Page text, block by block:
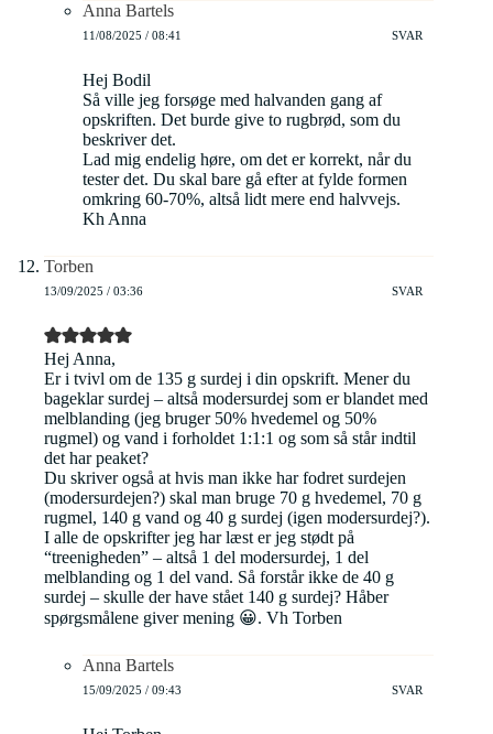
Anna Bartels
11/08/2025 / 08:41 SVAR
Hej Bodil
Så ville jeg forsøge med halvanden gang af
opskriften. Det burde give to rugbrød, som du
beskriver det.
Lad mig endelig høre, om det er korrekt, når du
tester det. Du skal bare gå efter at fylde formen
omkring 60-70%, altså lidt mere end halvvejs.
Kh Anna
Torben
13/09/2025 / 03:36 SVAR
Hej Anna,
Er i tvivl om de 135 g surdej i din opskrift. Mener du
bageklar surdej – altså modersurdej som er blandet med
melblanding (jeg bruger 50% hvedemel og 50%
rugmel) og vand i forholdet 1:1:1 og som så står indtil
det har peaket?
Du skriver også at hvis man ikke har fodret surdejen
(modersurdejen?) skal man bruge 70 g hvedemel, 70 g
rugmel, 140 g vand og 40 g surdej (igen modersurdej?).
I alle de opskrifter jeg har læst er jeg stødt på
“treenigheden” – altså 1 del modersurdej, 1 del
melblanding og 1 del vand. Så forstår ikke de 40 g
surdej – skulle der have stået 140 g surdej? Håber
spørgsmålene giver mening 😀. Vh Torben
Anna Bartels
15/09/2025 / 09:43 SVAR